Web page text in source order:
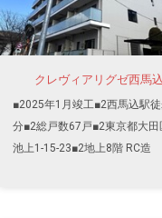
クレヴィアリグゼ西馬込
■2025年1月竣工■2西馬込駅
分■2総戸数67戸■2東京都大田
池上1-15-23■2地上8階 RC造